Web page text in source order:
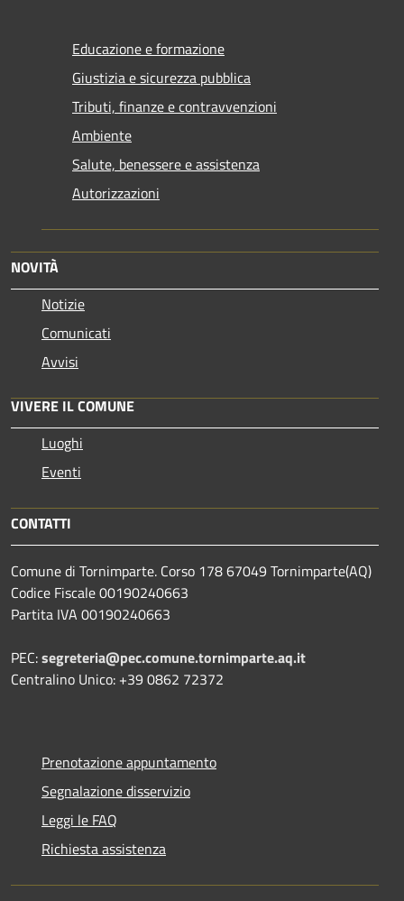
Educazione e formazione
Giustizia e sicurezza pubblica
Tributi, finanze e contravvenzioni
Ambiente
Salute, benessere e assistenza
Autorizzazioni
NOVITÀ
Notizie
Comunicati
Avvisi
VIVERE IL COMUNE
Luoghi
Eventi
CONTATTI
Comune di Tornimparte. Corso 178 67049 Tornimparte(AQ)
Codice Fiscale 00190240663
Partita IVA 00190240663
PEC:segreteria@pec.comune.tornimparte.aq.it
Centralino Unico: +39 0862 72372
Prenotazione appuntamento
Segnalazione disservizio
Leggi le FAQ
Richiesta assistenza